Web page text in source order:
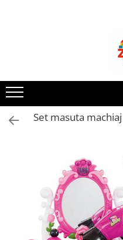
Pachete ZukiToys
Recomandari Zuki
Cadouri pentru Copii
Cadouri Aniversare
Cadouri dupa Buget
Cadouri sub 59 lei
Cadouri sub 99 lei
Cadouri sub 149 lei
Jucarii pe Varsta Copilului
Set masuta